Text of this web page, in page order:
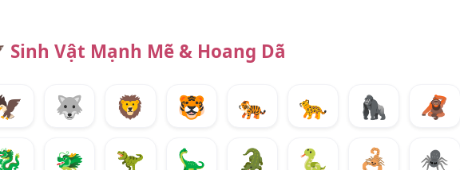
Sinh Vật Mạnh Mẽ & Hoang Dã
🐺 🦁 🐯 🐅 🐆 🦍 🦧
🐲 🦖 🦕 🐊 🐍 🦂 🕷️